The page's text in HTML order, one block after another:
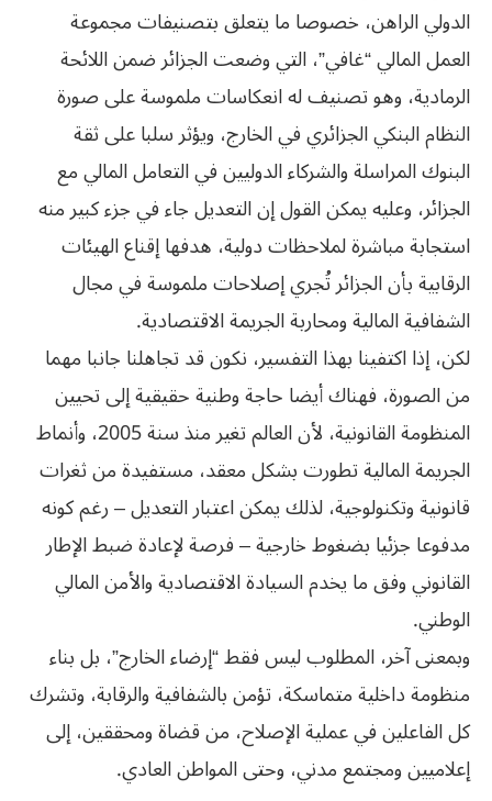
الدولي الراهن، خصوصا ما يتعلق بتصنيفات مجموعة
العمل المالي “غافي”، التي وضعت الجزائر ضمن اللائحة
الرمادية، وهو تصنيف له انعكاسات ملموسة على صورة
النظام البنكي الجزائري في الخارج، ويؤثر سلبا على ثقة
البنوك المراسلة والشركاء الدوليين في التعامل المالي مع
الجزائر، وعليه يمكن القول إن التعديل جاء في جزء كبير منه
استجابة مباشرة لملاحظات دولية، هدفها إقناع الهيئات
الرقابية بأن الجزائر تُجري إصلاحات ملموسة في مجال
الشفافية المالية ومحاربة الجريمة الاقتصادية.
لكن، إذا اكتفينا بهذا التفسير، نكون قد تجاهلنا جانبا مهما
من الصورة، فهناك أيضا حاجة وطنية حقيقية إلى تحيين
المنظومة القانونية، لأن العالم تغير منذ سنة 2005، وأنماط
الجريمة المالية تطورت بشكل معقد، مستفيدة من ثغرات
قانونية وتكنولوجية، لذلك يمكن اعتبار التعديل – رغم كونه
مدفوعا جزئيا بضغوط خارجية – فرصة لإعادة ضبط الإطار
القانوني وفق ما يخدم السيادة الاقتصادية والأمن المالي
الوطني.
وبمعنى آخر، المطلوب ليس فقط “إرضاء الخارج”، بل بناء
منظومة داخلية متماسكة، تؤمن بالشفافية والرقابة، وتشرك
كل الفاعلين في عملية الإصلاح، من قضاة ومحققين، إلى
إعلاميين ومجتمع مدني، وحتى المواطن العادي.